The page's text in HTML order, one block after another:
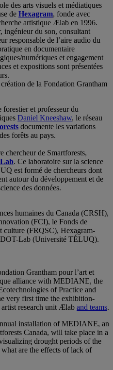
des arts visuels et médiatiques
de Hexagram, fonde avec
artistique Ælab en 1996.
ingénieur du son, consultant
responsable de l’aire audio du
en documentaire
numériques et engagement
et expositions sont présentées
de la Fondation Grantham
et professeur du
Daniel Kneeshaw, le réseau
documente les variations
forêts au pays.
chercheur de Smartforests,
. Ce laboratoire sur la science
est formé de chercheurs dont
autour du développement et de
des données.
humaines du Canada (CRSH),
(FCI), le Fonds de
culture (FRQSC), Hexagram-
Lab (Université TÉLUQ).
Grantham pour l’art et
alliance with MEDIANE, the
of Practice and
very first time the exhibition-
artist research unit Ælab and teams.
installation of MEDIANE, an
Canada, will take place in a
drought periods of the
are the effects of lack of